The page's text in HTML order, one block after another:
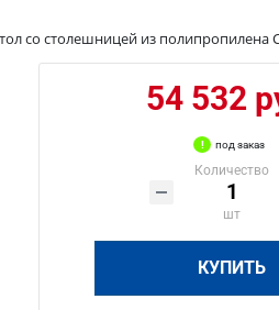
со столешницей из полипропилена
54 532
под заказ
Количество
шт
КУПИТЬ